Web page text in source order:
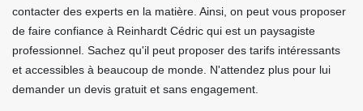
contacter des experts en la matière. Ainsi, on peut vous proposer
de faire confiance à Reinhardt Cédric qui est un paysagiste
professionnel. Sachez qu'il peut proposer des tarifs intéressants
et accessibles à beaucoup de monde. N'attendez plus pour lui
demander un devis gratuit et sans engagement.